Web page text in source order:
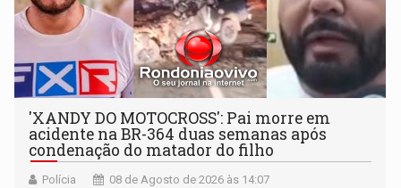
'XANDY DO MOTOCROSS': Pai morre em
acidente na BR-364 duas semanas após
condenação do matador do filho
Polícia 08 de Agosto de 2026 às 14:07